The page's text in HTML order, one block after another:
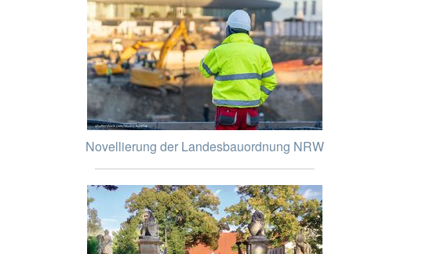
Novellierung der Landesbauordnung NRW